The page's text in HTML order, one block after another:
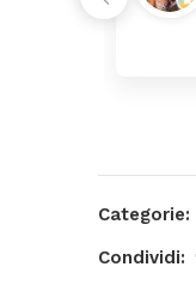
Categorie:
Condividi: